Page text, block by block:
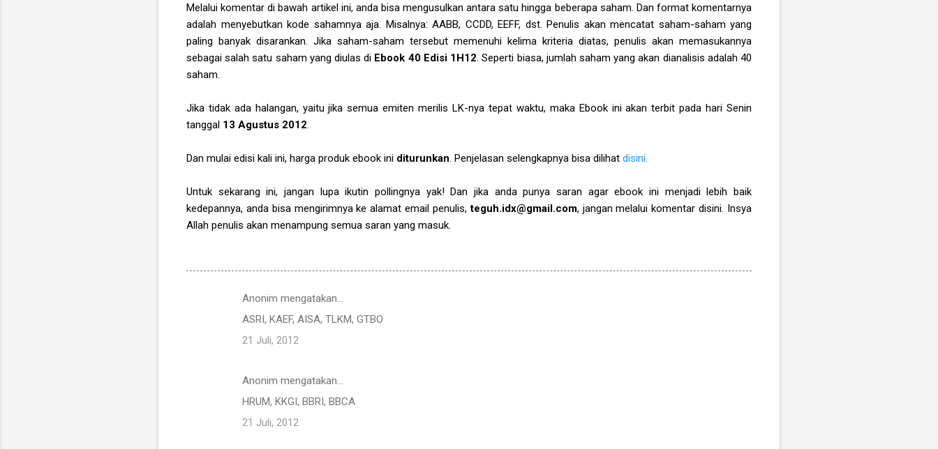
Melalui komentar di bawah artikel ini, anda bisa mengusulkan antara satu hingga beberapa saham. Dan format komentarnya
adalah menyebutkan kode sahamnya aja. Misalnya: AABB, CCDD, EEFF, dst. Penulis akan mencatat saham-saham yang
paling banyak disarankan. Jika saham-saham tersebut memenuhi kelima kriteria diatas, penulis akan memasukannya
sebagai salah satu saham yang diulas di Ebook 40 Edisi 1H12 . Seperti biasa, jumlah saham yang akan dianalisis adalah 40
saham.
Jika tidak ada halangan, yaitu jika semua emiten merilis LK-nya tepat waktu, maka Ebook ini akan terbit pada hari Senin
tanggal 13 Agustus 2012
Dan mulai edisi kali ini, harga produk ebook ini diturunkan . Penjelasan selengkapnya bisa dilihat disini.
Untuk sekarang ini, jangan lupa ikutin pollingnya yak! Dan jika anda punya saran agar ebook ini menjadi lebih baik
kedepannya, anda bisa mengirimnya ke alamat email penulis,teguh.idx@gmail.com, jangan melalui komentar disini. Insya
Allah penulis akan menampung semua saran yang masuk.
Anonim mengatakan…
ASRI, KAEF, AISA, TLKM, GTBO
21 Juli, 2012
Anonim mengatakan…
HRUM, KKGI, BBRI, BBCA
21 Juli, 2012